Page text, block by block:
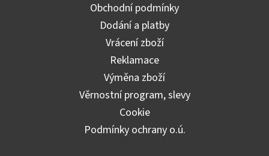
Obchodní podmínky
Dodání a platby
Vrácení zboží
Reklamace
Výměna zboží
Věrnostní program, slevy
Cookie
Podmínky ochrany o.ú.